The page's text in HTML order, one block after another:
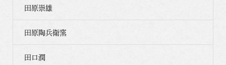
田原崇雄
田原陶兵衛窯
田口潤